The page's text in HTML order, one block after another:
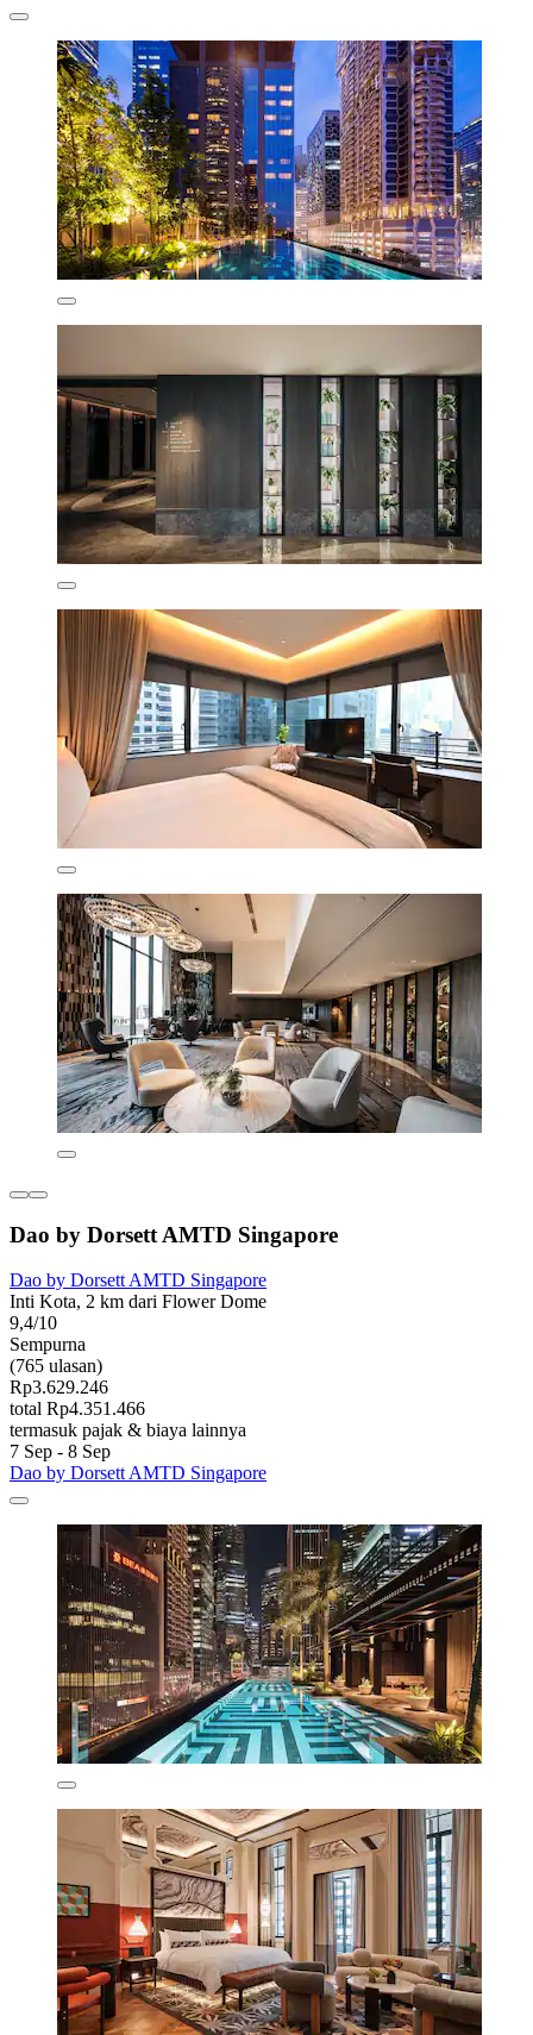
Dao by Dorsett AMTD Singapore
Dao by Dorsett AMTD Singapore
Inti Kota, 2 km dari Flower Dome
9,4/10
Sempurna
(765 ulasan)
Rp3.629.246
total Rp4.351.466
termasuk pajak & biaya lainnya
7 Sep - 8 Sep
Dao by Dorsett AMTD Singapore